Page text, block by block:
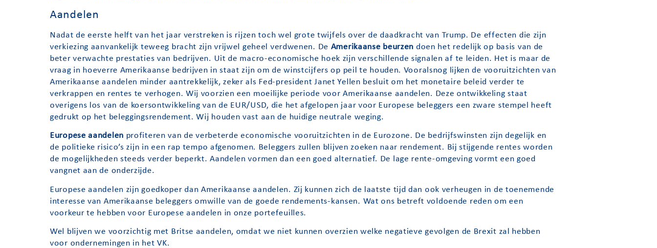
Aandelen
Nadat de eerste helft van het jaar verstreken is rijzen toch wel grote twijfels over de daadkracht van Trump. De effecten die zijn
verkiezing aanvankelijk teweeg bracht zijn vrijwel geheel verdwenen. De Amerikaanse beurzen doen het redelijk op basis van de
beter verwachte prestaties van bedrijven. Uit de macro-economische hoek zijn verschillende signalen af te leiden. Het is maar de
vraag in hoeverre Amerikaanse bedrijven in staat zijn om de winstcijfers op peil te houden. Vooralsnog lijken de vooruitzichten van
Amerikaanse aandelen minder aantrekkelijk, zeker als Fed-president Janet Yellen besluit om het monetaire beleid verder te
verkrappen en rentes te verhogen. Wij voorzien een moeilijke periode voor Amerikaanse aandelen. Deze ontwikkeling staat
overigens los van de koersontwikkeling van de EUR/USD, die het afgelopen jaar voor Europese beleggers een zware stempel heeft
gedrukt op het beleggingsrendement. Wij houden vast aan de huidige neutrale weging.
Europese aandelen profiteren van de verbeterde economische vooruitzichten in de Eurozone. De bedrijfswinsten zijn degelijk en
de politieke risico’s zijn in een rap tempo afgenomen. Beleggers zullen blijven zoeken naar rendement. Bij stijgende rentes worden
de mogelijkheden steeds verder beperkt. Aandelen vormen dan een goed alternatief. De lage rente-omgeving vormt een goed
vangnet aan de onderzijde.
Europese aandelen zijn goedkoper dan Amerikaanse aandelen. Zij kunnen zich de laatste tijd dan ook verheugen in de toenemende
interesse van Amerikaanse beleggers omwille van de goede rendements-kansen. Wat ons betreft voldoende reden om een
voorkeur te hebben voor Europese aandelen in onze portefeuilles.
Wel blijven we voorzichtig met Britse aandelen, omdat we niet kunnen overzien welke negatieve gevolgen de Brexit zal hebben
voor ondernemingen in het VK.